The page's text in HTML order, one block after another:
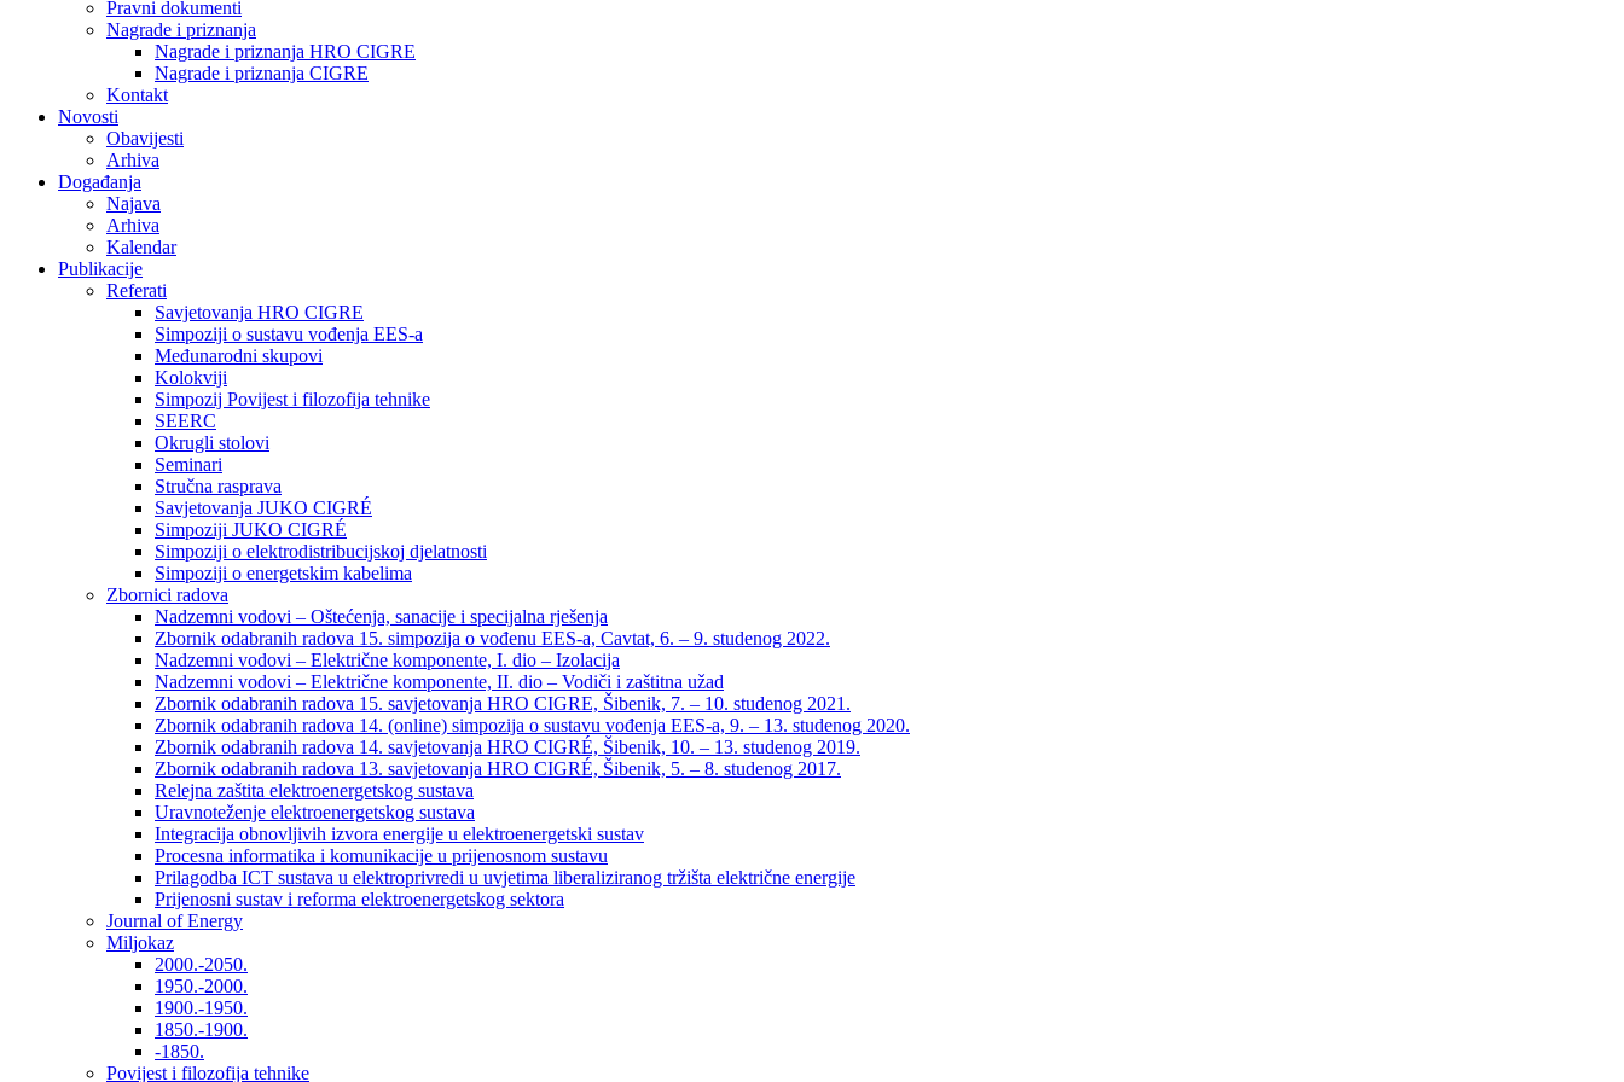
Pravni dokumenti
Nagrade i priznanja
Nagrade i priznanja HRO CIGRE
Nagrade i priznanja CIGRE
Kontakt
Novosti
Obavijesti
Arhiva
Događanja
Najava
Arhiva
Kalendar
Publikacije
Referati
Savjetovanja HRO CIGRE
Simpoziji o sustavu vođenja EES-a
Međunarodni skupovi
Kolokviji​
Simpozij Povijest i filozofija tehnike
SEERC
Okrugli stolovi
Seminari​
Stručna rasprava​
Savjetovanja JUKO CIGRÉ
Simpoziji JUKO CIGRÉ
Simpoziji o elektrodistribucijskoj djelatnosti
Simpoziji o energetskim kabelima
Zbornici radova
Nadzemni vodovi – Oštećenja, sanacije i specijalna rješenja
Zbornik odabranih radova 15. simpozija o vođenu EES-a, Cavtat, 6. – 9. studenog 2022.
Nadzemni vodovi – Električne komponente, I. dio – Izolacija
Nadzemni vodovi – Električne komponente, II. dio – Vodiči i zaštitna užad
Zbornik odabranih radova 15. savjetovanja HRO CIGRE, Šibenik, 7. – 10. studenog 2021.
Zbornik odabranih radova 14. (online) simpozija o sustavu vođenja EES-a, 9. – 13. studenog 2020.
Zbornik odabranih radova 14. savjetovanja HRO CIGRÉ, Šibenik, 10. – 13. studenog 2019.
Zbornik odabranih radova 13. savjetovanja HRO CIGRÉ, Šibenik, 5. – 8. studenog 2017.
Relejna zaštita elektroenergetskog sustava
Uravnoteženje elektroenergetskog sustava
Integracija obnovljivih izvora energije u elektroenergetski sustav
Procesna informatika i komunikacije u prijenosnom sustavu
Prilagodba ICT sustava u elektroprivredi u uvjetima liberaliziranog tržišta električne energije
Prijenosni sustav i reforma elektroenergetskog sektora
Journal of Energy
Miljokaz
2000.-2050.
1950.-2000.
1900.-1950.
1850.-1900.
-1850.
Povijest i filozofija tehnike